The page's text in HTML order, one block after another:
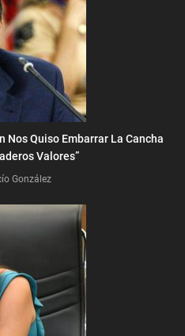
Nos Quiso Embarrar La Cancha
Valores”
González